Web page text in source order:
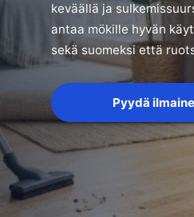
keväällä ja
antaa mökille hyvän
sekä suomeksi että
Pyydä